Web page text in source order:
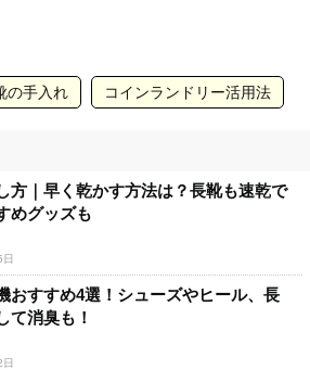
の手入れ コインランドリー活用法
方｜早く乾かす方法は？長靴も速乾で
めグッズも
おすすめ4選！シューズやヒール、長
て消臭も！